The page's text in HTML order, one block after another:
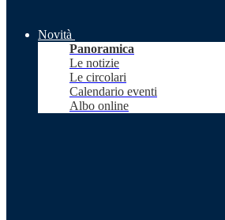
Novità
Panoramica
Le notizie
Le circolari
Calendario eventi
Albo online